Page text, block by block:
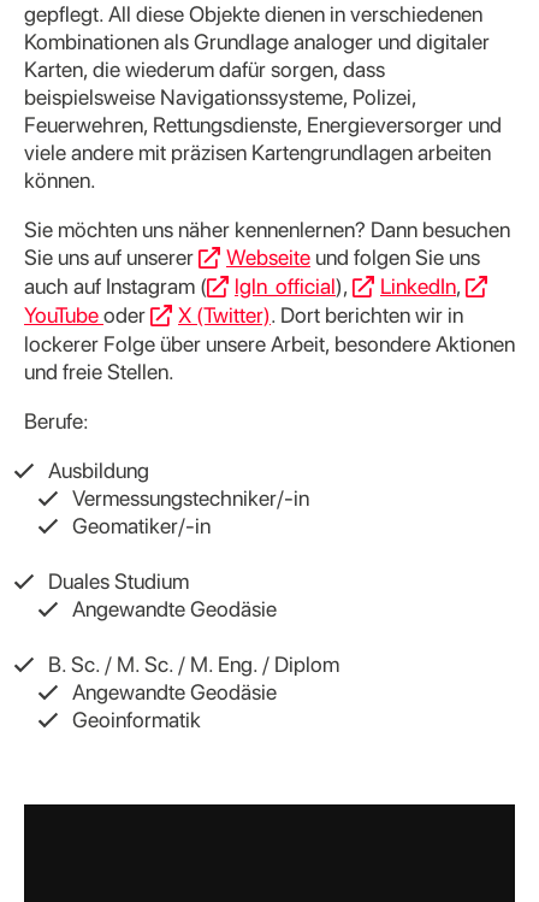
gepflegt. All diese Objekte dienen in verschiedenen
Kombinationen als Grundlage analoger und digitaler
Karten, die wiederum dafür sorgen, dass
beispielsweise Navigationssysteme, Polizei,
Feuerwehren, Rettungsdienste, Energieversorger und
viele andere mit präzisen Kartengrundlagen arbeiten
können.
Sie möchten uns näher kennenlernen? Dann besuchen
Sie uns auf unserer
Webseite und folgen Sie uns
auch auf Instagram (
lgln_official), LinkedIn,
YouTubeoder X (Twitter). Dort berichten wir in
lockerer Folge über unsere Arbeit, besondere Aktionen
und freie Stellen.
Berufe:
Ausbildung
Vermessungstechniker/-in
Geomatiker/-in
Duales Studium
Angewandte Geodäsie
B. Sc. / M. Sc. / M. Eng. / Diplom
Angewandte Geodäsie
Geoinformatik